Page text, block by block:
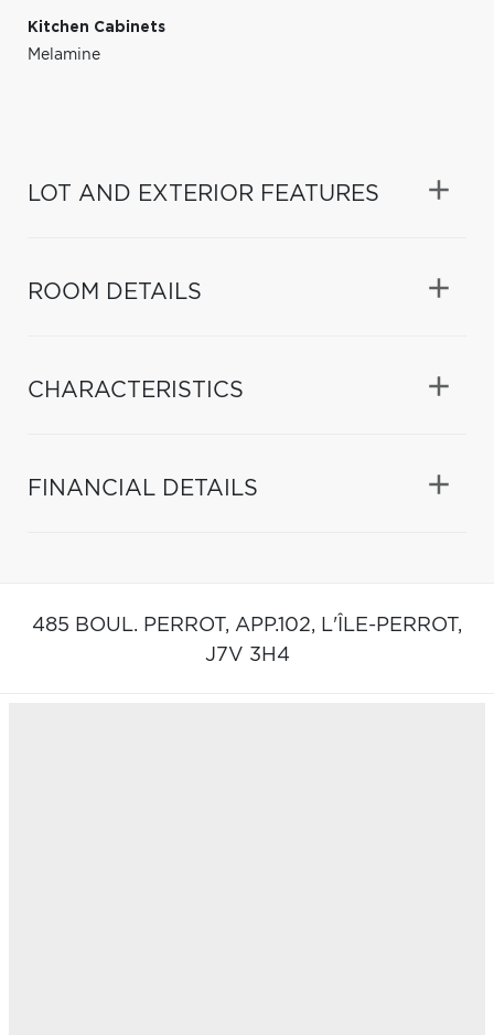
Kitchen Cabinets
Melamine
LOT AND EXTERIOR FEATURES
ROOM DETAILS
CHARACTERISTICS
FINANCIAL DETAILS
485 BOUL. PERROT, APP.102, L'ÎLE-PERROT,
J7V 3H4